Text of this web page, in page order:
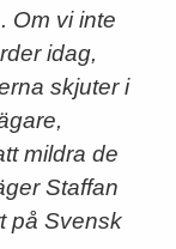
Om vi inte
idag,
skjuter i
mildra de
Staffan
på Svensk